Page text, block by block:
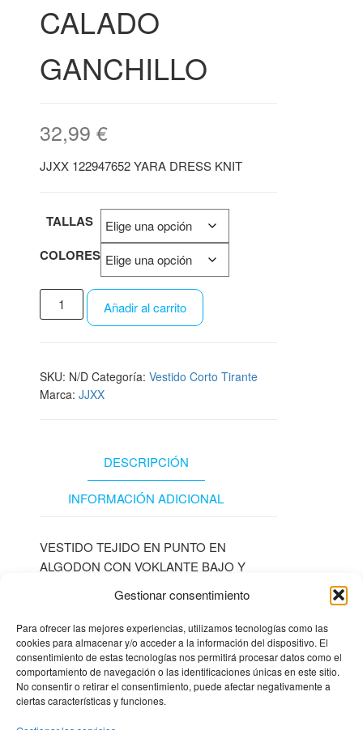
Gestionar consentimiento
Para ofrecer las mejores experiencias, utilizamos tecnologías como las
cookies para almacenar y/o acceder a la información del dispositivo. El
consentimiento de estas tecnologías nos permitirá procesar datos como el
comportamiento de navegación o las identificaciones únicas en este sitio.
No consentir o retirar el consentimiento, puede afectar negativamente a
ciertas características y funciones.
CALADO
GANCHILLO
32,99 €
JJXX 122947652 YARA DRESS KNIT
TALLAS
COLORES
Añadir al carrito
SKU: N/D Categoría: Vestido Corto Tirante
Marca: JJXX
DESCRIPCIÓN
INFORMACIÓN ADICIONAL
VESTIDO TEJIDO EN PUNTO EN
ALGODON CON VOKLANTE BAJO Y